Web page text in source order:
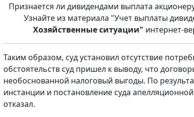
Признается ли дивидендами выплата
Узнайте из материала "Учет выплаты
Хозяйственные ситуации" интернет-
Таким образом, суд установил отсутствие
обстоятельств суд пришел к выводу, что
необоснованной налоговый выгоды. По
инстанции и постановление суда
отказал.